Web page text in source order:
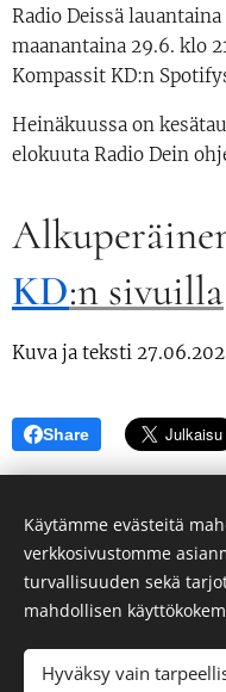
Radio Deissä
maanantaina 29.6. klo
Kompassit KD:n
Heinäkuussa on
elokuuta Radio Dein
KD:n sivuilla
Kuva ja teksti
Share
Kaikki
Luotu
Käytämme evästeitä
verkkosivustomme
turvallisuuden sekä
mahdollisen
Hyväksy vain